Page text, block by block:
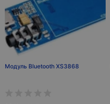
Модуль Bluetooth XS3868